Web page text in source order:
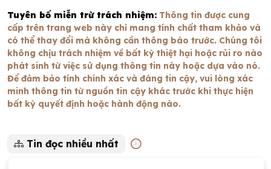
Tuyên bố miễn trừ trách nhiệm: Thông tin được cung
cấp trên trang web này chỉ mang tính chất tham khảo và
có thể thay đổi mà không cần thông báo trước. Chúng tôi
không chịu trách nhiệm về bất kỳ thiệt hại hoặc rủi ro nào
phát sinh từ việc sử dụng thông tin này hoặc dựa vào nó.
Để đảm bảo tính chính xác và đáng tin cậy, vui lòng xác
minh thông tin từ nguồn tin cậy khác trước khi thực hiện
bất kỳ quyết định hoặc hành động nào.
Tin đọc nhiều nhất